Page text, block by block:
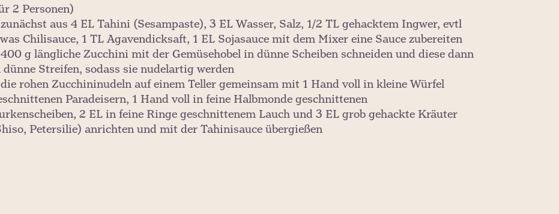
2 Personen)
aus 4 EL Tahini (Sesampaste), 3 EL Wasser, Salz, 1/2 TL gehacktem Ingwer, evtl
Chilisauce, 1 TL Agavendicksaft, 1 EL Sojasauce mit dem Mixer eine Sauce zubereiten
g längliche Zucchini mit der Gemüsehobel in dünne Scheiben schneiden und diese dann
Streifen, sodass sie nudelartig werden
rohen Zucchininudeln auf einem Teller gemeinsam mit 1 Hand voll in kleine Würfel
Paradeisern, 1 Hand voll in feine Halbmonde geschnittenen
2 EL in feine Ringe geschnittenem Lauch und 3 EL grob gehackte Kräuter
Petersilie) anrichten und mit der Tahinisauce übergießen